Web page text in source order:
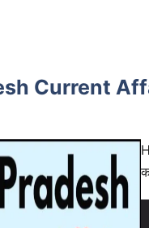
Current